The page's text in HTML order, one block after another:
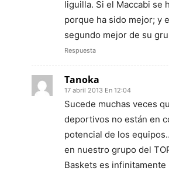
liguilla. Si el Maccabi se
porque ha sido mejor; y
segundo mejor de su
Respuesta
Tanoka
17 abril 2013 En 12:04
Sucede muchas veces
deportivos no están en
potencial de los
en nuestro grupo del
Baskets es